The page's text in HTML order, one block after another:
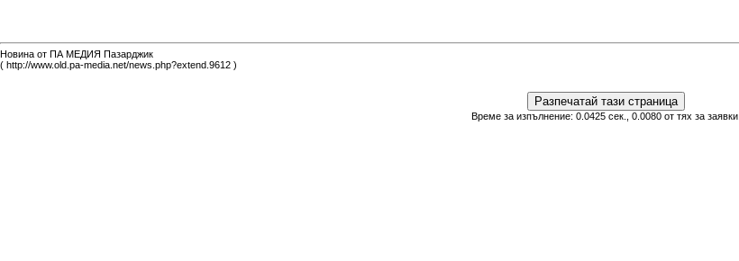
Новина от ПА МЕДИЯ Пазарджик
( http://www.old.pa-media.net/news.php?extend.9612 )
Време за изпълнение: 0.0425 сек., 0.0080 от тях за заявки.